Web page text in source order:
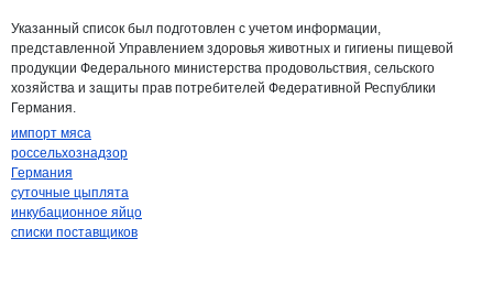
Указанный список был подготовлен с учетом информации,
представленной Управлением здоровья животных и гигиены пищевой
продукции Федерального министерства продовольствия, сельского
хозяйства и защиты прав потребителей Федеративной Республики
Германия.
импорт мяса
россельхознадзор
Германия
суточные цыплята
инкубационное яйцо
списки поставщиков